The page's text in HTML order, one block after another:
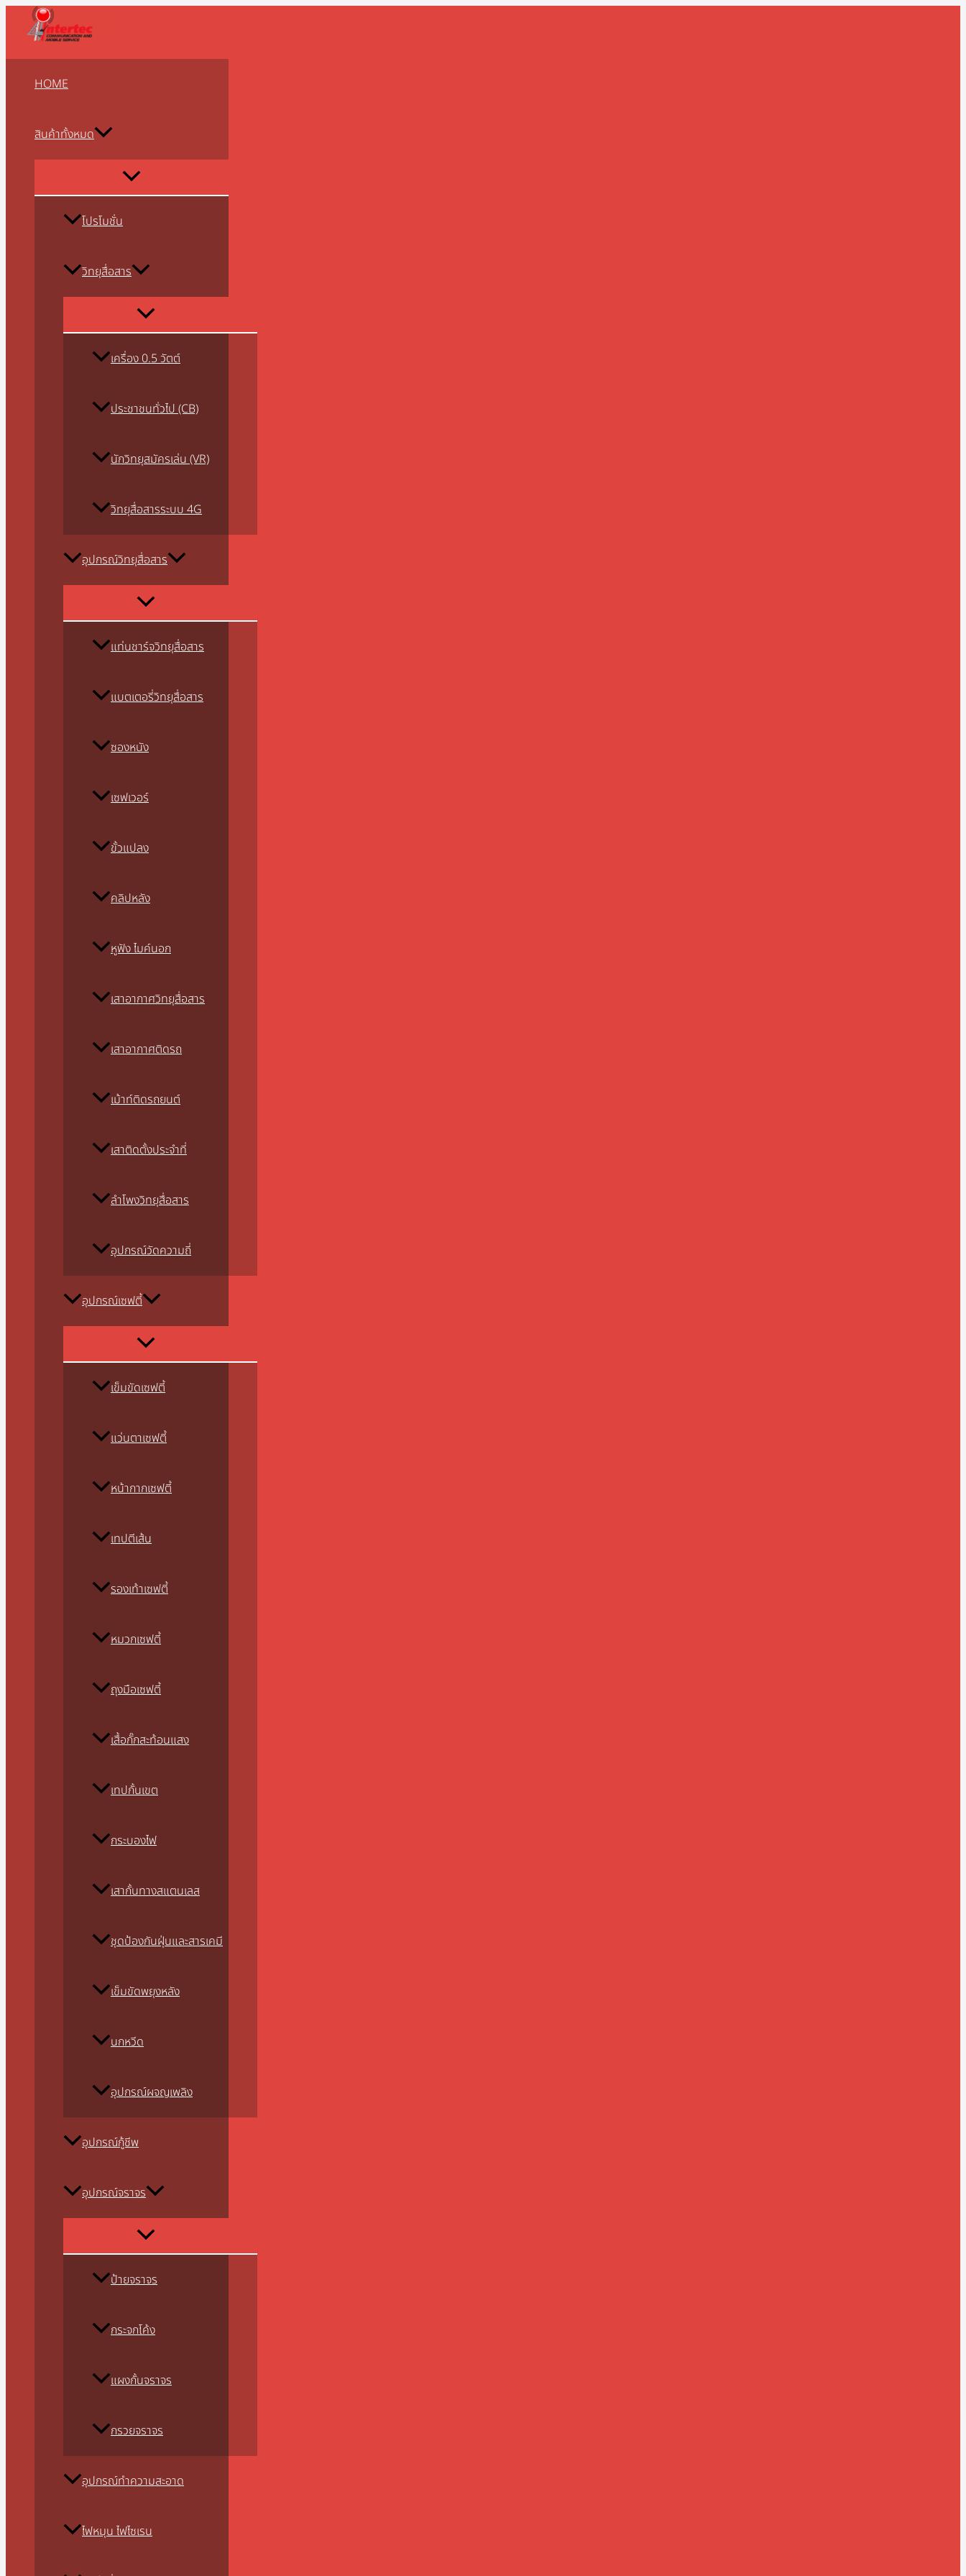
Skip
content
HOME
สินค้าทั้งหมด
MENU
โปรโมชั่น
วิทยุสื่อสาร
MENU
เครื่อง 0.5 วัตต์
ประชาชนทั่วไป (CB)
นักวิทยุสมัครเล่น (VR)
วิทยุสื่อสารระบบ 4G
อุปกรณ์วิทยุสื่อสาร
MENU
แท่นชาร์จวิทยุสื่อสาร
แบตเตอรี่วิทยุสื่อสาร
ซองหนัง
เซฟเวอร์
ขั้วแปลง
คลิปหลัง
หูฟัง ไมค์นอก
เสาอากาศวิทยุสื่อสาร
เสาอากาศติดรถ
เม้าท์ติดรถยนต์
เสาติดตั้งประจำที่
ลำโพงวิทยุสื่อสาร
อุปกรณ์วัดความถี่
อุปกรณ์เซฟตี้
MENU
เข็มขัดเซฟตี้
แว่นตาเซฟตี้
หน้ากากเซฟตี้
เทปตีเส้น
รองเท้าเซฟตี้
หมวกเซฟตี้
ถุงมือเซฟตี้
เสื้อกั๊กสะท้อนแสง
เทปกั้นเขต
กระบองไฟ
เสากั้นทางสแตนเลส
ชุดป้องกันฝุ่นและสารเคมี
เข็มขัดพยุงหลัง
นกหวีด
อุปกรณ์ผจญเพลิง
อุปกรณ์กู้ชีพ
อุปกรณ์จราจร
MENU
ป้ายจราจร
กระจกโค้ง
แผงกั้นจราจร
กรวยจราจร
อุปกรณ์ทำความสะอาด
ไฟหมุน ไฟไซเรน
MENU
MENU
MENU
MENU
จำนวน
FUJITEL